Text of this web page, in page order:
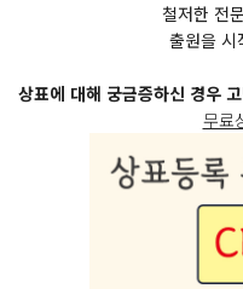
철저한 전
출원을 시
상표에 대해 궁금증하신 경우
무료